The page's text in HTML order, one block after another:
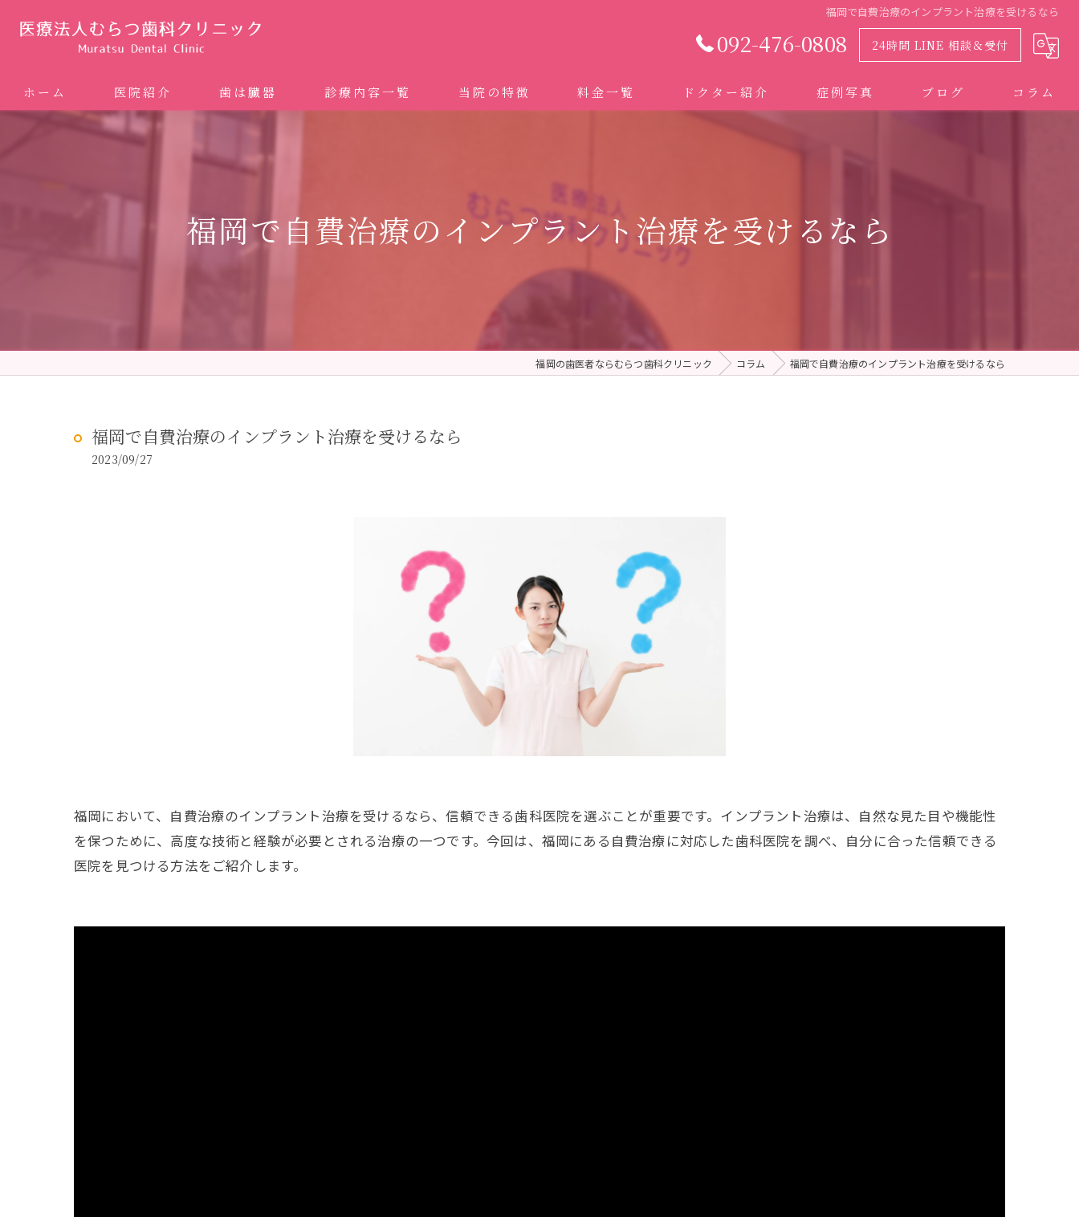
福岡で自費治療のインプラント治療を受けるなら
092-476-0808 24時間 LINE 相談＆受付
ホーム 医院紹介 歯は臓器 診療内容一覧
矯正歯科 (インビザライン、マウスピース矯正）
ホワイトニング
予防歯科 (メンテナンス)
当院の特徴
ドクターむらつのワンライン歯臓ブラシ
料金一覧 ドクター紹介 症例写真 ブログ コラム
福岡で自費治療のインプラント治療を受けるなら
福岡の歯医者ならむらつ歯科クリニック コラム 福岡で自費治療のインプラント治療を受けるなら
福岡で自費治療のインプラント治療を受けるなら
2023/09/27
福岡において、自費治療のインプラント治療を受けるなら、信頼できる歯科医院を選ぶことが重要です。インプラント治療は、自然な見た目や機能性
を保つために、高度な技術と経験が必要とされる治療の一つです。今回は、福岡にある自費治療に対応した歯科医院を調べ、自分に合った信頼できる
医院を見つける方法をご紹介します。